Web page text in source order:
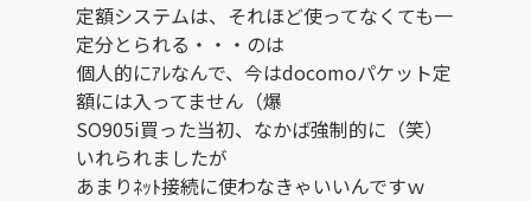
定額システムは、それほど使ってなくても一
定分とられる・・・のは
個人的にｱﾚなんで、今はdocomoパケット定
額には入ってません（爆
SO905i買った当初、なかば強制的に（笑）
いれられましたが
あまりﾈｯﾄ接続に使わなきゃいいんですｗ